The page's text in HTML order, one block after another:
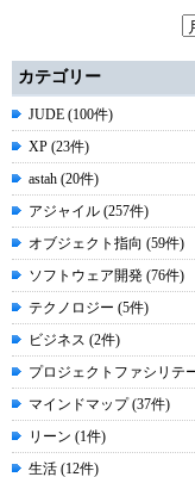
カテゴリー
JUDE (100件)
XP (23件)
astah (20件)
アジャイル (257件)
オブジェクト指向 (59件)
ソフトウェア開発 (76件)
テクノロジー (5件)
ビジネス (2件)
プロジェクトファシリテ
マインドマップ (37件)
リーン (1件)
生活 (12件)